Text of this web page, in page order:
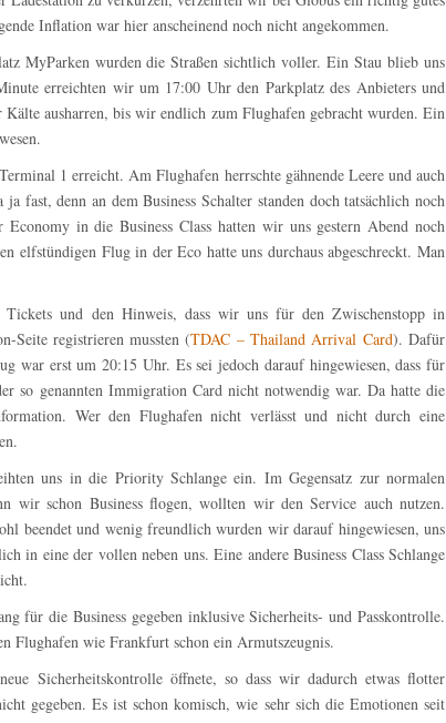
Inflation war hier anscheinend noch nicht angekommen.
MyParken wurden die Straßen sichtlich voller. Ein Stau blieb uns
erreichten wir um 17:00 Uhr den Parkplatz des Anbieters und
Kälte ausharren, bis wir endlich zum Flughafen gebracht wurden. Ein
1 erreicht. Am Flughafen herrschte gähnende Leere und auch
fast, denn an dem Business Schalter standen doch tatsächlich noch
in die Business Class hatten wir uns gestern Abend noch
elfstündigen Flug in der Eco hatte uns durchaus abgeschreckt. Man
und den Hinweis, dass wir uns für den Zwischenstopp in
Seite registrieren mussten (TDAC – Thailand Arrival Card). Dafür
war erst um 20:15 Uhr. Es sei jedoch darauf hingewiesen, dass für
so genannten Immigration Card nicht notwendig war. Da hatte die
Wer den Flughafen nicht verlässt und nicht durch eine
uns in die Priority Schlange ein. Im Gegensatz zur normalen
wir schon Business flogen, wollten wir den Service auch nutzen.
beendet und wenig freundlich wurden wir darauf hingewiesen, uns
in eine der vollen neben uns. Eine andere Business Class Schlange
für die Business gegeben inklusive Sicherheits- und Passkontrolle.
Flughafen wie Frankfurt schon ein Armutszeugnis.
Sicherheitskontrolle öffnete, so dass wir dadurch etwas flotter
gegeben. Es ist schon komisch, wie sehr sich die Emotionen seit